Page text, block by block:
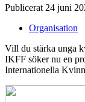
Publicerat 24 juni
Organisation
Vill du stärka unga
IKFF söker nu en
Internationella